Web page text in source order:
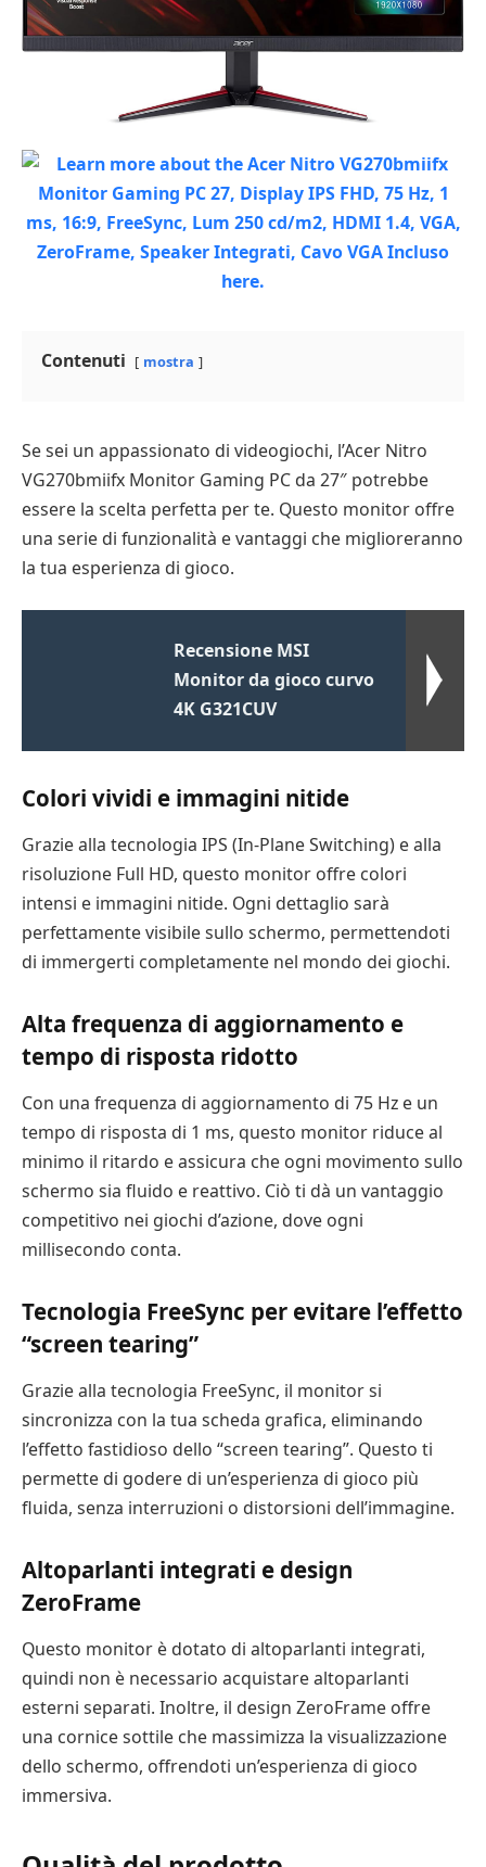
Contenuti mostra
Se sei un appassionato di videogiochi, l’Acer Nitro
VG270bmiifx Monitor Gaming PC da 27″ potrebbe
essere la scelta perfetta per te. Questo monitor offre
una serie di funzionalità e vantaggi che miglioreranno
la tua esperienza di gioco.
Recensione MSI
Monitor da gioco curvo
4K G321CUV
Colori vividi e immagini nitide
Grazie alla tecnologia IPS (In-Plane Switching) e alla
risoluzione Full HD, questo monitor offre colori
intensi e immagini nitide. Ogni dettaglio sarà
perfettamente visibile sullo schermo, permettendoti
di immergerti completamente nel mondo dei giochi.
Alta frequenza di aggiornamento e
tempo di risposta ridotto
Con una frequenza di aggiornamento di 75 Hz e un
tempo di risposta di 1 ms, questo monitor riduce al
minimo il ritardo e assicura che ogni movimento sullo
schermo sia fluido e reattivo. Ciò ti dà un vantaggio
competitivo nei giochi d’azione, dove ogni
millisecondo conta.
Tecnologia FreeSync per evitare l’effetto
“screen tearing”
Grazie alla tecnologia FreeSync, il monitor si
sincronizza con la tua scheda grafica, eliminando
l’effetto fastidioso dello “screen tearing”. Questo ti
permette di godere di un’esperienza di gioco più
fluida, senza interruzioni o distorsioni dell’immagine.
Altoparlanti integrati e design
ZeroFrame
Questo monitor è dotato di altoparlanti integrati,
quindi non è necessario acquistare altoparlanti
esterni separati. Inoltre, il design ZeroFrame offre
una cornice sottile che massimizza la visualizzazione
dello schermo, offrendoti un’esperienza di gioco
immersiva.